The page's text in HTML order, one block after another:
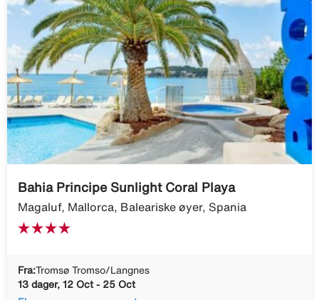
Bahia Principe Sunlight Coral Playa
Magaluf, Mallorca, Baleariske øyer, Spania
Fra:Tromsø Tromso/Langnes
13 dager, 12 Oct - 25 Oct